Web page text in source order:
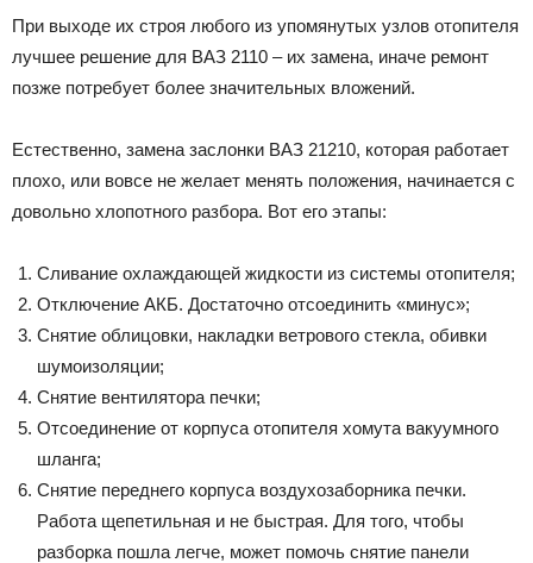
При выходе их строя любого из упомянутых узлов отопителя
лучшее решение для ВАЗ 2110 – их замена, иначе ремонт
позже потребует более значительных вложений.
Естественно, замена заслонки ВАЗ 21210, которая работает
плохо, или вовсе не желает менять положения, начинается с
довольно хлопотного разбора. Вот его этапы:
Сливание охлаждающей жидкости из системы отопителя;
Отключение АКБ. Достаточно отсоединить «минус»;
Снятие облицовки, накладки ветрового стекла, обивки
шумоизоляции;
Снятие вентилятора печки;
Отсоединение от корпуса отопителя хомута вакуумного
шланга;
Снятие переднего корпуса воздухозаборника печки.
Работа щепетильная и не быстрая. Для того, чтобы
разборка пошла легче, может помочь снятие панели